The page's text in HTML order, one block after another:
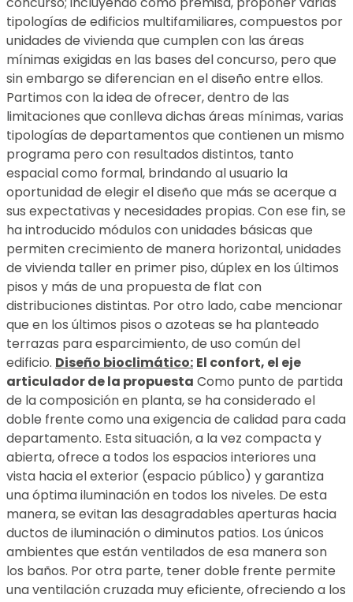
tipologías de edificios multifamiliares, compuestos por
unidades de vivienda que cumplen con las áreas
mínimas exigidas en las bases del concurso, pero que
sin embargo se diferencian en el diseño entre ellos.
Partimos con la idea de ofrecer, dentro de las
limitaciones que conlleva dichas áreas mínimas, varias
tipologías de departamentos que contienen un mismo
programa pero con resultados distintos, tanto
espacial como formal, brindando al usuario la
oportunidad de elegir el diseño que más se acerque a
sus expectativas y necesidades propias. Con ese fin, se
ha introducido módulos con unidades básicas que
permiten crecimiento de manera horizontal, unidades
de vivienda taller en primer piso, dúplex en los últimos
pisos y más de una propuesta de flat con
distribuciones distintas. Por otro lado, cabe mencionar
que en los últimos pisos o azoteas se ha planteado
terrazas para esparcimiento, de uso común del
edificio. Diseño bioclimático: El confort, el eje
articulador de la propuesta Como punto de partida
de la composición en planta, se ha considerado el
doble frente como una exigencia de calidad para cada
departamento. Esta situación, a la vez compacta y
abierta, ofrece a todos los espacios interiores una
vista hacia el exterior (espacio público) y garantiza
una óptima iluminación en todos los niveles. De esta
manera, se evitan las desagradables aperturas hacia
ductos de iluminación o diminutos patios. Los únicos
ambientes que están ventilados de esa manera son
los baños. Por otra parte, tener doble frente permite
una ventilación cruzada muy eficiente, ofreciendo a los